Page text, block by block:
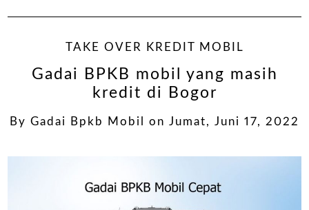
TAKE OVER KREDIT MOBIL
Gadai BPKB mobil yang masih
kredit di Bogor
By Gadai Bpkb Mobil on Jumat, Juni 17, 2022